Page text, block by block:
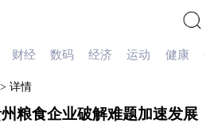
搜索
财经 数码 经济 运动 健康
> 详情
粮食企业破解难题加速发展